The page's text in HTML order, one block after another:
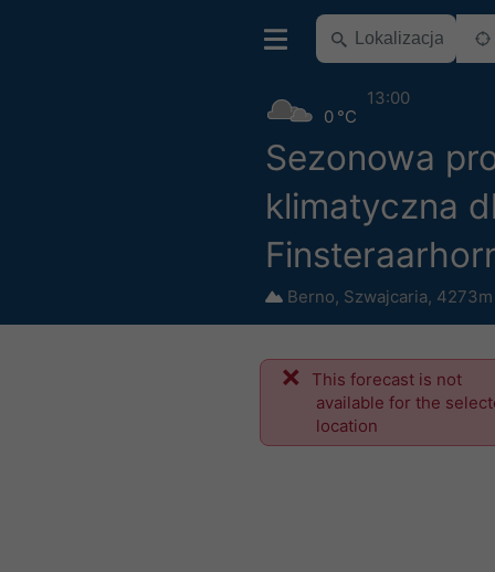
Sezonowa
klimatyczna
Berno, Szwajcaria,
0 °C
13:00
This forecast is not
available for the
location